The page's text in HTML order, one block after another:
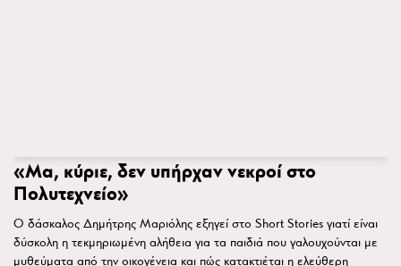
«Μα, κύριε, δεν υπήρχαν νεκροί στο
Πολυτεχνείο»
Ο δάσκαλος Δημήτρης Μαριόλης εξηγεί στο Short Stories γιατί είναι
δύσκολη η τεκμηριωμένη αλήθεια για τα παιδιά που γαλουχούνται με
μυθεύματα από την οικογένεια και πώς κατακτιέται η ελεύθερη